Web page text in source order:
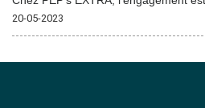
20-05-2023